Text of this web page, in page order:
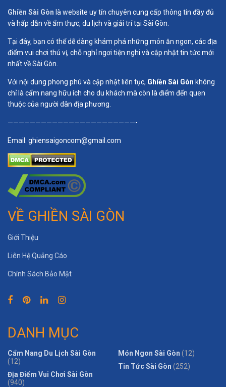
Ghiền Sài Gòn là website uy tín chuyên cung cấp thông tin đầy đủ
và hấp dẫn về ẩm thực, du lịch và giải trí tại Sài Gòn.
Tại đây, bạn có thể dễ dàng khám phá những món ăn ngon, các địa
điểm vui chơi thú vị, chỗ nghỉ ngơi tiện nghi và cập nhật tin tức mới
nhất về Sài Gòn.
Với nội dung phong phú và cập nhật liên tục, Ghiền Sài Gòn không
chỉ là cẩm nang hữu ích cho du khách mà còn là điểm đến quen
thuộc của người dân địa phương.
———————————————————————-
Email: ghiensaigoncom@gmail.com
VỀ GHIỀN SÀI GÒN
Giới Thiệu
Liên Hệ Quảng Cáo
Chính Sách Bảo Mật
DANH MỤC
Cẩm Nang Du Lịch Sài Gòn
(12)
Địa Điểm Vui Chơi Sài Gòn
(940)
Món Ngon Sài Gòn (12)
Tin Tức Sài Gòn (252)